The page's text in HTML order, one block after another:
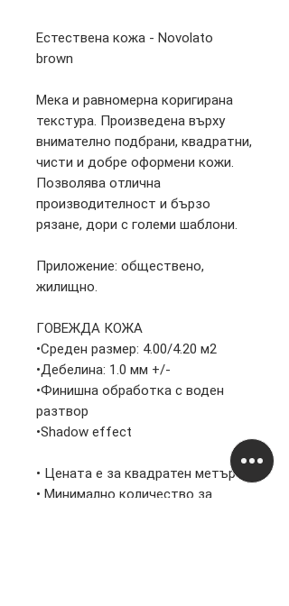
Естествена кожа - Novolato
brown
Мека и равномерна коригирана
текстура. Произведена върху
внимателно подбрани, квадратни,
чисти и добре оформени кожи.
Позволява отлична
производителност и бързо
рязане, дори с големи шаблони.
Приложение: обществено,
жилищно.
ГОВЕЖДА КОЖА
•Среден размер: 4.00/4.20 м2
•Дебелина: 1.0 мм +/-
•Финишна обработка с воден
разтвор
•Shadow effect
• Цената е за квадратен метър
• Минимално количество за